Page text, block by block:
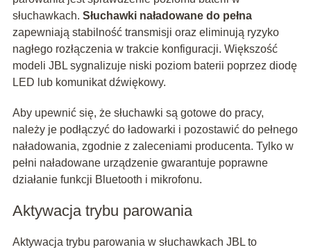
słuchawkach. Słuchawki naładowane do pełna
zapewniają stabilność transmisji oraz eliminują ryzyko
nagłego rozłączenia w trakcie konfiguracji. Większość
modeli JBL sygnalizuje niski poziom baterii poprzez diodę
LED lub komunikat dźwiękowy.
Aby upewnić się, że słuchawki są gotowe do pracy,
należy je podłączyć do ładowarki i pozostawić do pełnego
naładowania, zgodnie z zaleceniami producenta. Tylko w
pełni naładowane urządzenie gwarantuje poprawne
działanie funkcji Bluetooth i mikrofonu.
Aktywacja trybu parowania
Aktywacja trybu parowania w słuchawkach JBL to